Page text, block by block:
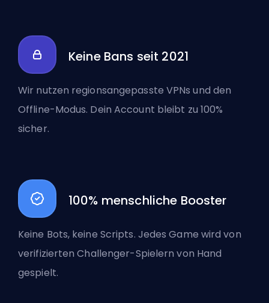
Keine Bans seit 2021
Wir nutzen regionsangepasste VPNs und den
Offline-Modus. Dein Account bleibt zu 100%
sicher.
100% menschliche Booster
Keine Bots, keine Scripts. Jedes Game wird von
verifizierten Challenger-Spielern von Hand
gespielt.